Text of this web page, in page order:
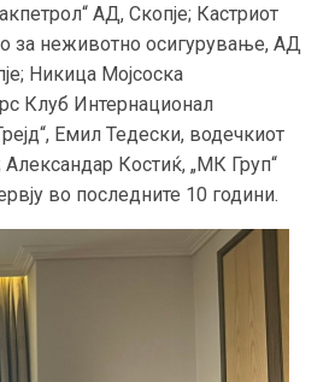
АД, Скопје; Кастриот
за неживотно осигурување, АД
Никица Мојсоска
Клуб Интернационал
Емил Тедески, водечкиот
Александар Костиќ, „МК Груп“
во последните 10 години.